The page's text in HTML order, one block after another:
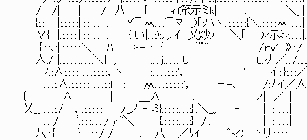
/.:.:./|.:.:.:.:.|.:.:.:.: /:| 八:.:.:.:.:{.:.:.:.:.:.ィf笊示ミk|:.:.:.:.:.:.:､.:.:.:.:.:.:. i:|
{:.:. |:.:.:.:.:|.:.:.:.:.:|:.| Y⌒从.:.:.⌒ﾏ _)｢:ハヽ､:.:.:.:.:{＼.:.:.:.:从
∨{ |.:.:.:.:.|.:.:.:.:.:|:.| .{ い|.:.:):ル.ｲ 乂炒ﾉ ＼｢ )ｨ示ﾐ
{.:.:､:|.:.:.:.:.:＼:.:.:|:ﾊ ゝ-|.:.:.:{.:.:.:| ｀¨″ /r:v' 》.:./
人:/ |.:.:.:.:.:.:.:.:＼{ , |.:.:.:j:.:.:.{ U ｔ::り ／.:./
/.:∧:.:.:.:.:.:.:.:.:.:.:，ヽ |.:.:.:.:.:.:.:'， ' ｲ.:.}:.:.:／
.:.:.:.∧.:.:.:.:.:.:.:.:.:.:l : 从.:.:.:.:.:.:.:'， －-､ /:ﾉイ
｛ |.:.:.:.:.∧.:.:.:.:.:.:.:.:.:| ＿∧.:.:.:.:.:.:.:.､ ノ|.:.:／.:|
. 乂__|.:.:.:./ ，.:.:.:.:.:.: ﾉ_ノ-‐ ミ}.:.:.:.:.:.:.:}:.＼_,,. -‐ |:ｌ.:.:.:.:.|
. |.:. / ‘.:.:.:.:.:.:/ ｧ^＼ {.:.:.:.:.:.:.:} /､ _＿ |:|.:.:.:.:.|
八.:.{ }.:.:.:.:./ / ､ 八.:.:.:／ﾘｲ ￣^マ)￣ヽリ.:.:.:.:.